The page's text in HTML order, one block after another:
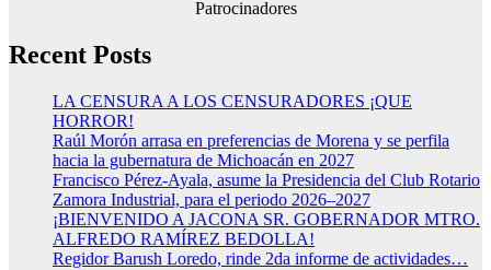
Patrocinadores
Recent Posts
LA CENSURA A LOS CENSURADORES ¡QUE
HORROR!
Raúl Morón arrasa en preferencias de Morena y se perfila
hacia la gubernatura de Michoacán en 2027
Francisco Pérez-Ayala, asume la Presidencia del Club Rotario
Zamora Industrial, para el periodo 2026–2027
¡BIENVENIDO A JACONA SR. GOBERNADOR MTRO.
ALFREDO RAMÍREZ BEDOLLA!
Regidor Barush Loredo, rinde 2da informe de actividades…